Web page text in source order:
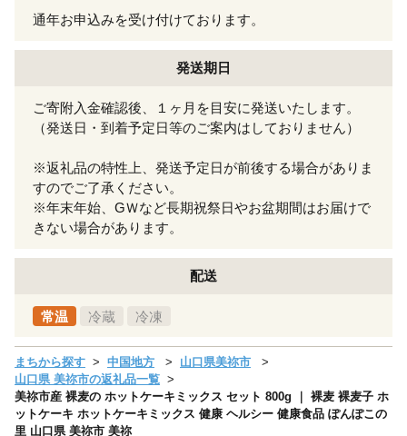
通年お申込みを受け付けております。
発送期日
ご寄附入金確認後、１ヶ月を目安に発送いたします。
（発送日・到着予定日等のご案内はしておりません）
※返礼品の特性上、発送予定日が前後する場合がありま
すのでご了承ください。
※年末年始、GＷなど長期祝祭日やお盆期間はお届けで
きない場合があります。
配送
常温 冷蔵 冷凍
まちから探す 中国地方
山口県美祢市
山口県 美祢市の返礼品一覧
美祢市産 裸麦の ホットケーキミックス セット 800g ｜ 裸麦 裸麦子 ホ
ットケーキ ホットケーキミックス 健康 ヘルシー 健康食品 ぽんぽこの
里 山口県 美祢市 美祢